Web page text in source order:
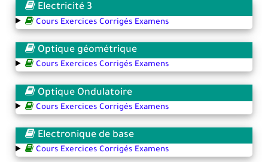
Electricité 3
Cours Exercices Corrigés Examens
Optique géométrique
Cours Exercices Corrigés Examens
Optique Ondulatoire
Cours Exercices Corrigés Examens
Electronique de base
Cours Exercices Corrigés Examens